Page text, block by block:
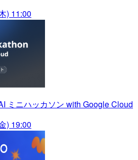
) 11:00
ミニハッカソン with Google Cloud
) 19:00